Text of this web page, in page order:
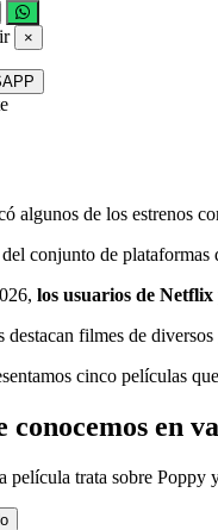
×
algunos de los estrenos
conjunto de plataformas
los usuarios de
destacan filmes de
cinco películas
conocemos en
película trata sobre